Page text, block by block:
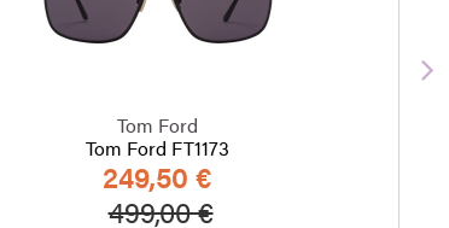
Tom Ford
Tom Ford FT1173
249,50 €
Hinta alennettu
499,00 €Alennettu hinta